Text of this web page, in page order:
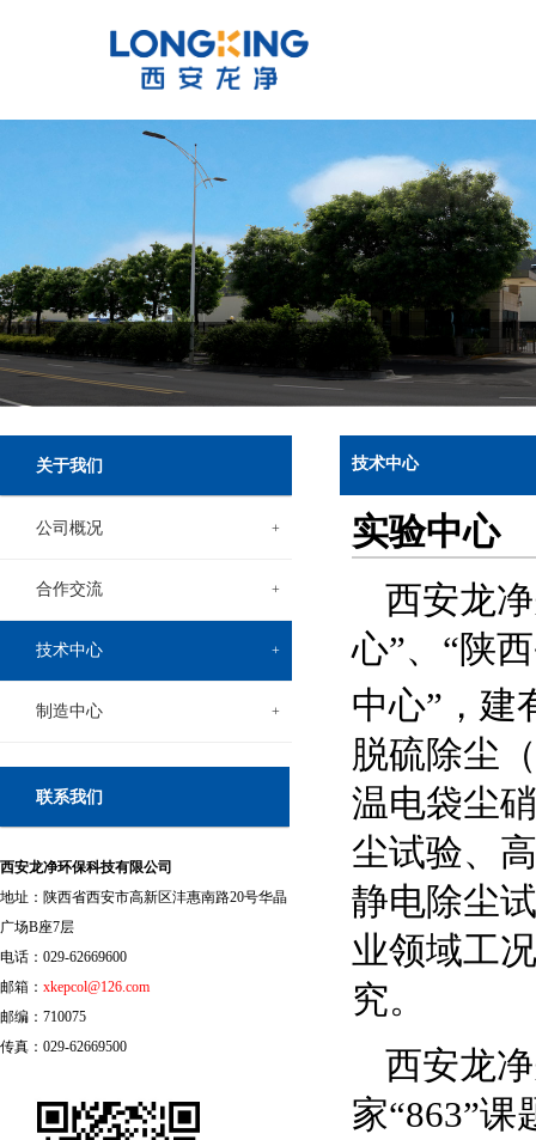
关于我们
公司概况 +
合作交流 +
技术中心 +
制造中心 +
联系我们
西安龙净环保科技有限公司
地址：陕西省西安市高新区沣惠南路20号华晶
广场B座7层
电话：029-62669600
邮箱： xkepcol@126.com
邮编：710075
传真：029-62669500
技术中心
实验中心
西安龙
心”、“陕
中心”，建
脱硫除尘
温电袋尘
尘试验、
静电除尘
业领域工
究。
西安龙
家“863”课